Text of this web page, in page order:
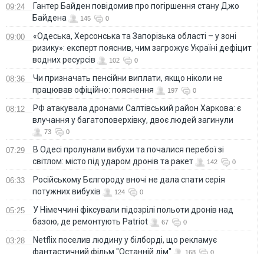
09:24
Гантер Байден повідомив про погіршення стану Джо
Байдена
145 0
09:00
«Одеська, Херсонська та Запорізька області – у зоні
ризику»: експерт пояснив, чим загрожує Україні дефіцит
водних ресурсів
102 0
08:36
Чи призначать пенсійни виплати, якщо ніколи не
працював офіційно: пояснення
197 0
08:12
РФ атакувала дронами Салтівський район Харкова: є
влучання у багатоповерхівку, двоє людей загинули
73 0
07:29
В Одесі пролунали вибухи та почалися перебої зі
світлом: місто під ударом дронів та ракет
142 0
06:33
Російському Бєлгороду вночі не дала спати серія
потужних вибухів
124 0
05:25
У Німеччині фіксували підозрілі польоти дронів над
базою, де ремонтують Patriot
67 0
03:28
Netflix поселив людину у білборді, що рекламує
фантастичний фільм "Останній дім"
168 0